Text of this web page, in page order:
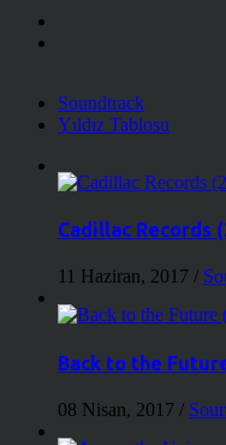
Soundtrack
Yıldız Tablosu
Cadillac Records
11 Haziran, 2017 /
Back to the
08 Nisan, 2017 /